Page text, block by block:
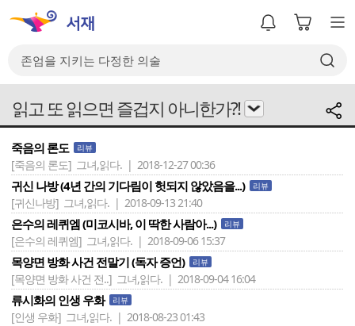
읽고 또 읽으면 즐겁지 아니한가?!
죽음의 론도 리뷰
[죽음의 론도] 그녀,읽다. | 2018-12-27 00:36
귀신 나방 (4년 간의 기다림이 헛되지 않았음을...) 리뷰
[귀신나방] 그녀,읽다. | 2018-09-13 21:40
은수의 레퀴엠 (미코시바, 이 딱한 사람아...) 리뷰
[은수의 레퀴엠] 그녀,읽다. | 2018-09-06 15:37
목양면 방화 사건 전말기 (독자 증언) 리뷰
[목양면 방화 사건 전..] 그녀,읽다. | 2018-09-04 16:04
류시화의 인생 우화 리뷰
[인생 우화] 그녀,읽다. | 2018-08-23 01:43